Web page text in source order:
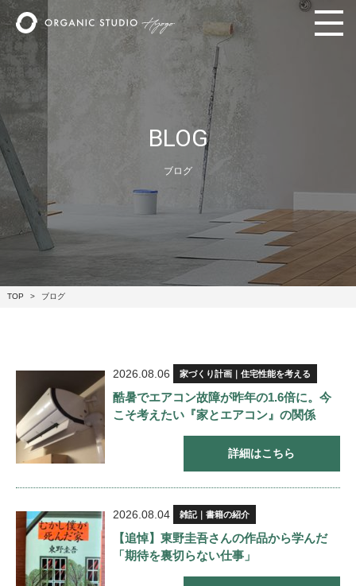
BLOG
ブログ
TOP ブログ
2026.08.06 家づくり計画｜住宅性能を考える
酷暑でエアコン故障が昨年の1.6倍に。今
こそ考えたい『家とエアコン』の関係
詳細はこちら
2026.08.04 雑記｜書籍の紹介
【追悼】東野圭吾さんの作品から学んだ
「期待を裏切らない仕事」